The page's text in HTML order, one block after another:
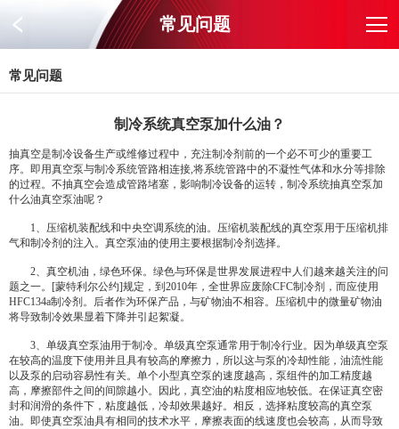
常见问题
常见问题
制冷系统真空泵加什么油？
抽真空是制冷设备生产或维修过程中，充注制冷剂前的一个必不可少的重要工
序。即用真空泵与制冷系统管路相连接,将系统管路中的不凝性气体和水分等排除
的过程。不抽真空会造成管路堵塞，影响制冷设备的运转，制冷系统抽真空泵加
什么油真空泵油呢？
1、压缩机装配线和中央空调系统的油。压缩机装配线的真空泵用于压缩机排
气和制冷剂的注入。真空泵油的使用主要根据制冷剂选择。
2、真空机油，绿色环保。绿色与环保是世界发展进程中人们越来越关注的问
题之一。[蒙特利尔公约]规定，到2010年，全世界应废除CFC制冷剂，而应使用
HFC134a制冷剂。后者作为环保产品，与矿物油不相容。压缩机中的微量矿物油
将导致制冷效果显着下降并引起絮凝。
3、单级真空泵油用于制冷。单级真空泵通常用于制冷行业。因为单级真空泵
在较高的温度下使用并且具有较高的摩擦力，所以这与泵的冷却性能，油流性能
以及泵的启动容易性有关。单个小型真空泵的速度越高，泵组件的加工精度越
高，摩擦部件之间的间隙越小。因此，真空油的粘度相应地较低。在保证真空密
封和润滑的条件下，粘度越低，冷却效果越好。相反，选择粘度较高的真空泵
油。即使真空泵油具有相同的技术水平，摩擦表面的线速度也会较高，从而导致